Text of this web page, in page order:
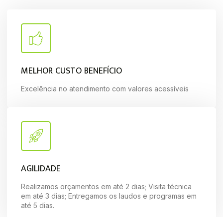
MELHOR CUSTO BENEFÍCIO
Excelência no atendimento com valores acessíveis
AGILIDADE
Realizamos orçamentos em até 2 dias; Visita técnica
em até 3 dias; Entregamos os laudos e programas em
até 5 dias.